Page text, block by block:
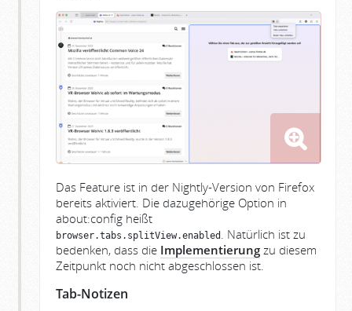
Das Feature ist in der Nightly-Version von Firefox
bereits aktiviert. Die dazugehörige Option in
about:config heißt
browser.tabs.splitView.enabled
. Natürlich ist zu
bedenken, dass die Implementierung zu diesem
Zeitpunkt noch nicht abgeschlossen ist.
Tab-Notizen